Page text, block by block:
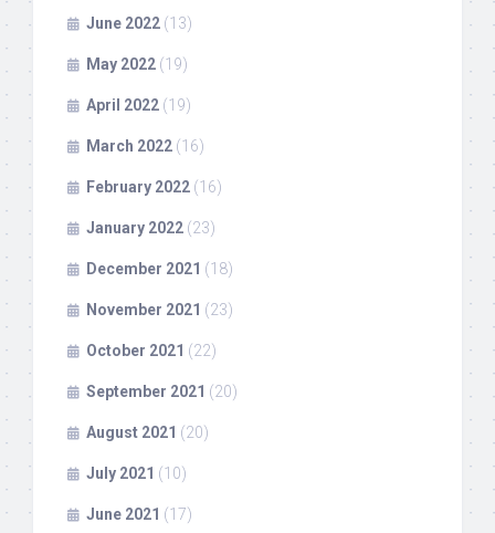
June 2022 (13)
May 2022 (19)
April 2022 (19)
March 2022 (16)
February 2022 (16)
January 2022 (23)
December 2021 (18)
November 2021 (23)
October 2021 (22)
September 2021 (20)
August 2021 (20)
July 2021 (10)
June 2021 (17)